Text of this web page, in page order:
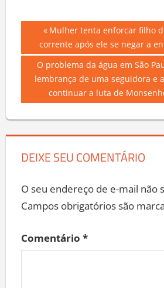
Navegação
de
Post
Previous
Post:
Mulher tenta enforcar filho
corrente após ele se negar a
Next
Post:
O problema da água em São
lembrança de uma seguidora e
continuar a luta de
DEIXE SEU COMENTÁRIO
O seu endereço de e-mail não
Campos obrigatórios são
Comentário *